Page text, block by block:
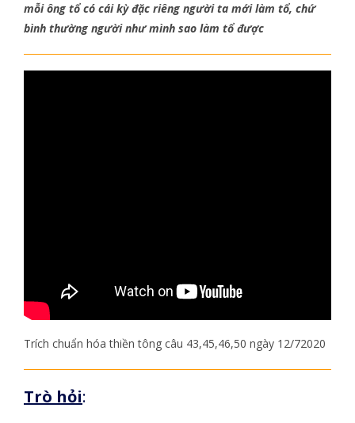
mỗi ông tổ có cái kỳ đặc riêng người ta mới làm tổ, chứ
bình thường người như mình sao làm tổ được
Trích chuẩn hóa thiền tông câu 43,45,46,50 ngày 12/72020
Trò hỏi: